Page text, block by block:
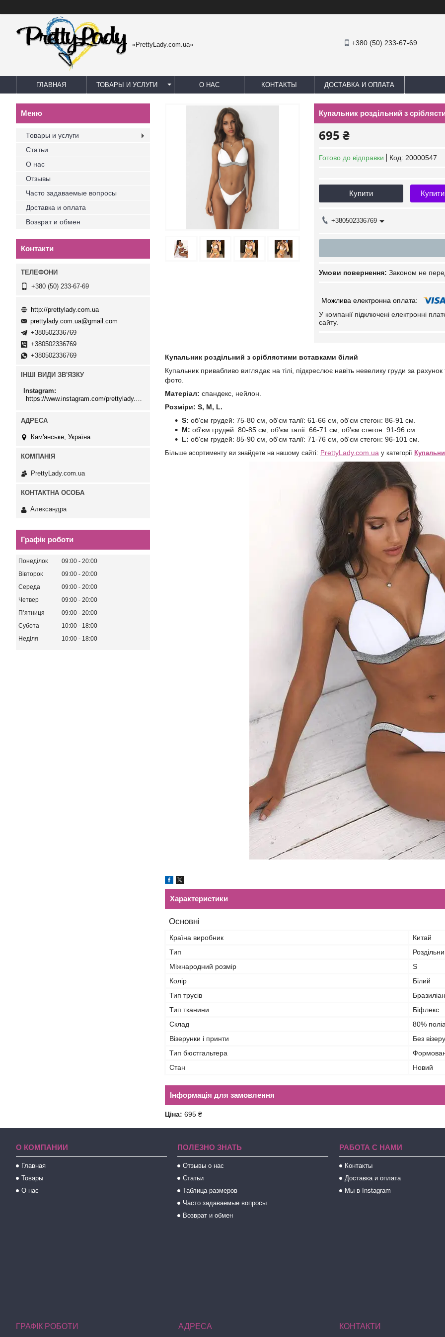
«PrettyLady.com.ua» +380 (50) 233-67-69
ГЛАВНАЯ ТОВАРЫ И УСЛУГИ О НАС КОНТАКТЫ ДОСТАВКА И ОПЛАТА
Купальник роздільний з
695 ₴
Готово до відправки Код: 20000547
Купити
+380502336769
Законом не
У компанії підключені електронні
сайту.
Купальник роздільний з сріблястими вставками білий
Купальник привабливо виглядає на тілі, підкреслює навіть невелику груди за
фото.
Матеріал: спандекс, нейлон.
Розміри: S, M, L.
S: об'єм грудей: 75-80 см, об'єм талії: 61-66 см, об'єм стегон: 86-91 см.
М: об'єм грудей: 80-85 см, об'єм талії: 66-71 см, об'єм стегон: 91-96 см.
L: об'єм грудей: 85-90 см, об'єм талії: 71-76 см, об'єм стегон: 96-101 см.
Більше асортименту ви знайдете на нашому сайті: PrettyLady.com.ua у категорії
Характеристики
Основні
Країна виробник
Китай
Тип
Міжнародний розмір
S
Колір
Білий
Тип трусів
Тип тканини
Біфлекс
Склад
80%
Візерунки і принти
Без
Тип бюстгальтера
Стан
Новий
Інформація для замовлення
Ціна: 695 ₴
Товары и услуги
Статьи
О нас
Отзывы
Часто задаваемые вопросы
Доставка и оплата
Возврат и обмен
Контакти
+380 (50) 233-67-69
http://prettylady.com.ua
prettylady.com.ua@gmail.com
+380502336769
+380502336769
+380502336769
ІНШІ ВИДИ ЗВ'ЯЗКУ
Instagram
Кам'янське, Україна
PrettyLady.com.ua
Александра
Графік роботи
Понеділок 09:00
20:00
Вівторок
09:00
20:00
Середа
09:00
20:00
Четвер
09:00
20:00
Пʼятниця
09:00
20:00
Субота
10:00
18:00
Неділя
10:00 18:00
О КОМПАНИИ
Главная
Товары
О нас
ПОЛЕЗНО ЗНАТЬ
Отзывы о нас
Статьи
Таблица размеров
Часто задаваемые вопросы
Возврат и обмен
РАБОТА С НАМИ
Контакты
Доставка и оплата
Мы в Instagram
ГРАФІК РОБОТИ